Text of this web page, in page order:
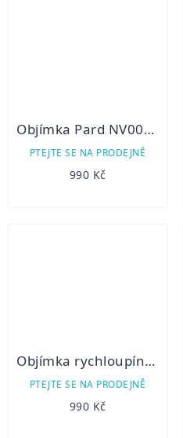
Objímka Pard NV007V a NV007A 48mm
PTEJTE SE NA PRODEJNĚ
990 Kč
Objímka rychloupínací Pard NV007S a NV007SP 51mm
PTEJTE SE NA PRODEJNĚ
990 Kč